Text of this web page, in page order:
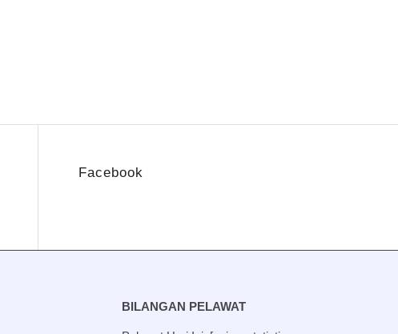
Facebook
BILANGAN PELAWAT